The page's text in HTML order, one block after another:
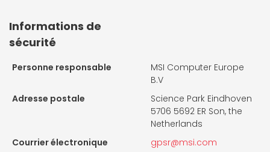
Informations de
sécurité
Personne responsable
MSI Computer Europe
B.V
Adresse postale
Science Park Eindhoven
5706 5692 ER Son, the
Netherlands
Courrier électronique
gpsr@msi.com